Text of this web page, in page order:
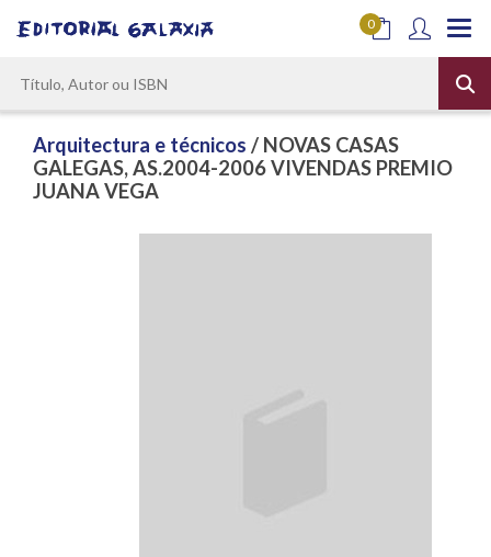
0
Arquitectura e técnicos / NOVAS CASAS
GALEGAS, AS.2004-2006 VIVENDAS PREMIO
JUANA VEGA